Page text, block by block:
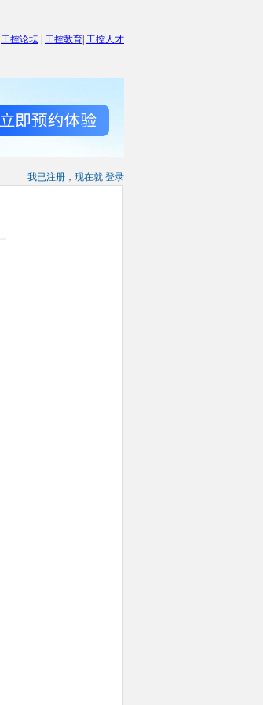
工控论坛 工控教育 工控人才
我已注册，现在就 登录